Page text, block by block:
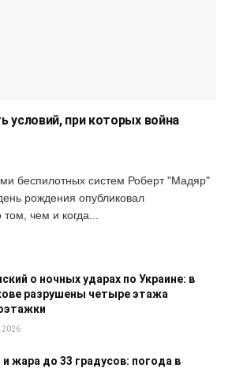
условий, при которых война
беспилотных систем Роберт "Мадяр"
рождения опубликовал
чем и когда...
о ночных ударах по Украине: в
разрушены четыре этажа
и жара до 33 градусов: погода в